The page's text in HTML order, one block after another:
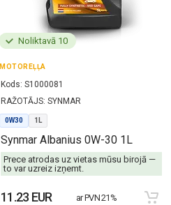
Noliktavā 10
MOTOREĻĻA
Kods: S1000081
RAŽOTĀJS: SYNMAR
0W30 1L
Synmar Albanius 0W-30 1L
Prece atrodas uz vietas mūsu birojā —
to var uzreiz izņemt.
11.23 EUR ar PVN 21%